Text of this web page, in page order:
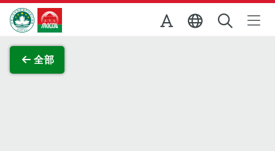
跳至主内容
澳门特别行政区政府旅游局
全部